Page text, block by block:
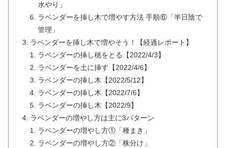
水やり」
ラベンダーを挿し木で増やす方法 手順⑥「半日陰で
管理」
ラベンダーを挿し木で増やそう！【経過レポート】
ラベンダーの挿し穂をとる【2022/4/3】
ラベンダーを土に挿す【2022/4/6】
ラベンダーの挿し木【2022/5/12】
ラベンダーの挿し木【2022/7/6】
ラベンダーの挿し木【2022/9】
ラベンダーの増やし方は主に3パターン
ラベンダーの増やし方①「種まき」
ラベンダーの増やし方②「株分け」